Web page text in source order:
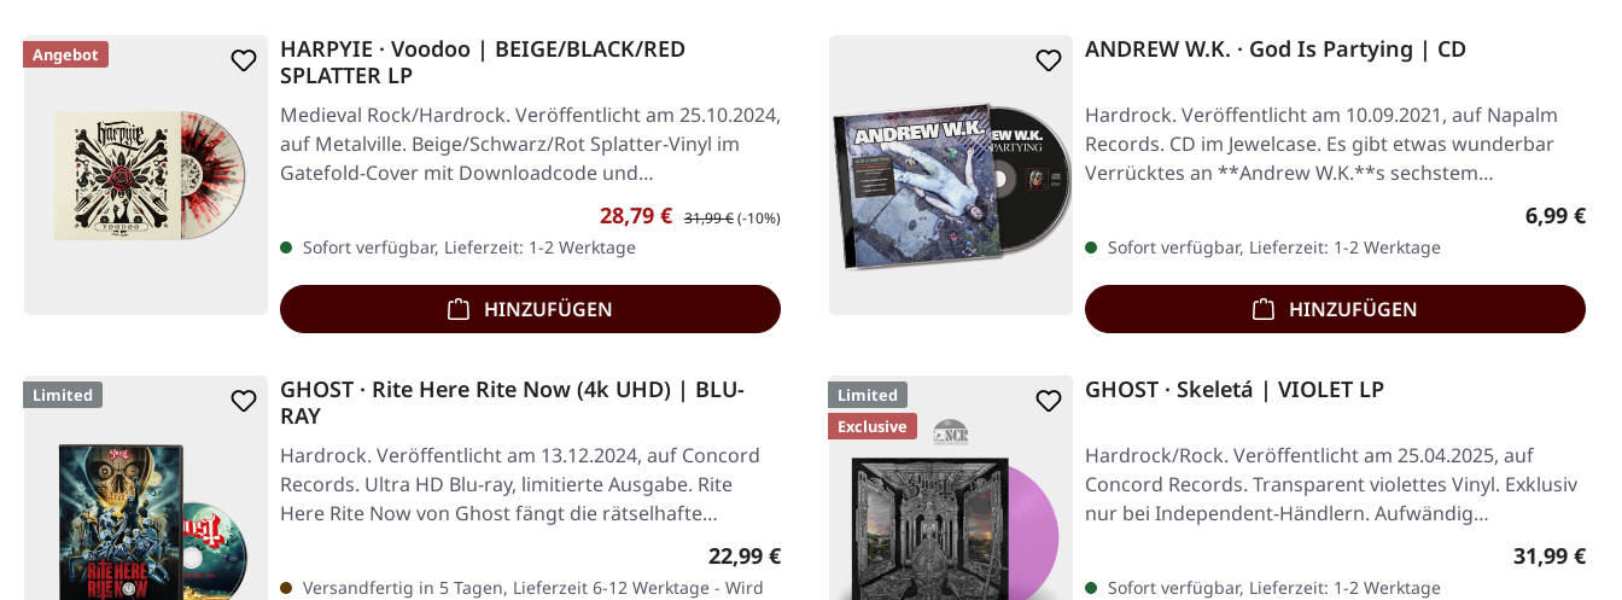
Angebot
HARPYIE · Voodoo | BEIGE/BLACK/RED
SPLATTER LP
Medieval Rock/Hardrock. Veröffentlicht am 25.10.2024,
auf Metalville. Beige/Schwarz/Rot Splatter-Vinyl im
Gatefold-Cover mit Downloadcode und…
Verkaufspreis:
28,79 € Regulärer Preis:
31,99 €(-10%)
Sofort verfügbar, Lieferzeit: 1-2 Werktage
HINZUFÜGEN
ANDREW W.K. · God Is Partying | CD
Hardrock. Veröffentlicht am 10.09.2021, auf Napalm
Records. CD im Jewelcase. Es gibt etwas wunderbar
Verrücktes an **Andrew W.K.**s sechstem…
6,99 €
Sofort verfügbar, Lieferzeit: 1-2 Werktage
HINZUFÜGEN
Limited
GHOST · Rite Here Rite Now (4k UHD) | BLU-
RAY
Hardrock. Veröffentlicht am 13.12.2024, auf Concord
Records. Ultra HD Blu-ray, limitierte Ausgabe. Rite
Here Rite Now von Ghost fängt die rätselhafte…
Regulärer Preis:
22,99 €
Versandfertig in 5 Tagen, Lieferzeit 6-12 Werktage - Wird
Limited
Exclusive
GHOST · Skeletá | VIOLET LP
Hardrock/Rock. Veröffentlicht am 25.04.2025, auf
Concord Records. Transparent violettes Vinyl. Exklusiv
nur bei Independent-Händlern. Aufwändig…
Regulärer
31,99 €
Sofort verfügbar, Lieferzeit: 1-2 Werktage